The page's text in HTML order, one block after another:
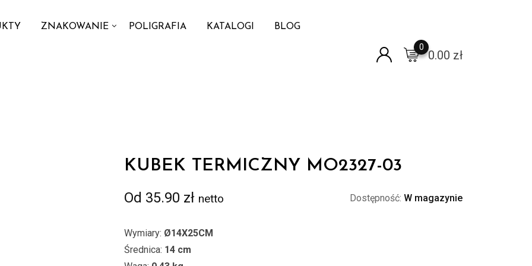
ZNAKOWANIE POLIGRAFIA KATALOGI BLOG
0.00 zł
0
KUBEK TERMICZNY MO2327-03
Od 35.90 zł netto Dostępność: W magazynie
Wymiary: Ø14X25CM
Średnica: 14 cm